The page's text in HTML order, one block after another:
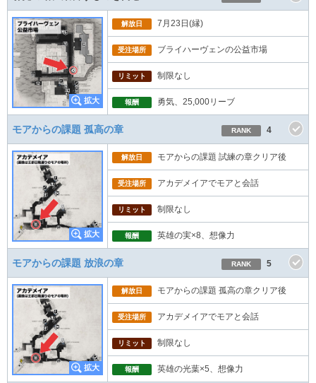
解放日 7月23日(縁)
受注場所 ブライハーヴェンの公益市場
リミット 制限なし
報酬 勇気、25,000リーブ
モアからの課題 孤高の章 RANK 4
解放日 モアからの課題 試練の章クリア後
受注場所 アカデメイアでモアと会話
リミット 制限なし
報酬 英雄の実×8、想像力
モアからの課題 放浪の章 RANK 5
解放日 モアからの課題 孤高の章クリア後
受注場所 アカデメイアでモアと会話
リミット 制限なし
報酬 英雄の光葉×5、想像力